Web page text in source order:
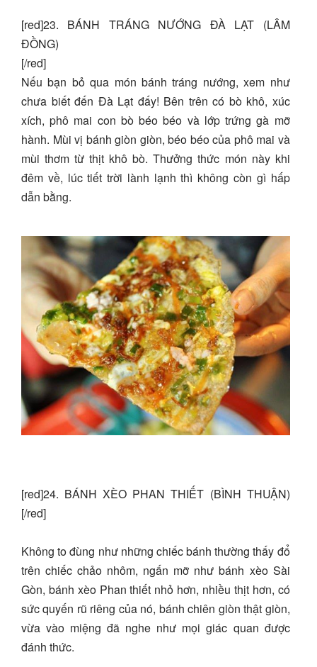
[red]23. BÁNH TRÁNG NƯỚNG ĐÀ LẠT (LÂM
ĐỒNG)
[/red]
Nếu bạn bỏ qua món bánh tráng nướng, xem như
chưa biết đến Đà Lạt đấy! Bên trên có bò khô, xúc
xích, phô mai con bò béo béo và lớp trứng gà mỡ
hành. Mùi vị bánh giòn giòn, béo béo của phô mai và
mùi thơm từ thịt khô bò. Thưởng thức món này khi
đêm về, lúc tiết trời lành lạnh thì không còn gì hấp
dẫn bằng.
[red]24. BÁNH XÈO PHAN THIẾT (BÌNH THUẬN)
[/red]
Không to đùng như những chiếc bánh thường thấy đổ
trên chiếc chảo nhôm, ngấn mỡ như bánh xèo Sài
Gòn, bánh xèo Phan thiết nhỏ hơn, nhiều thịt hơn, có
sức quyến rũ riêng của nó, bánh chiên giòn thật giòn,
vừa vào miệng đã nghe như mọi giác quan được
đánh thức.